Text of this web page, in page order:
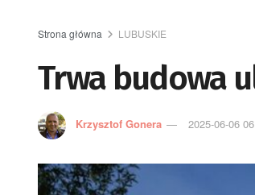
Strona główna LUBUSKIE
Trwa budowa
Krzysztof Gonera 2025-06-06